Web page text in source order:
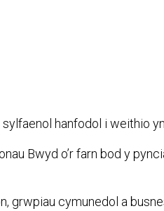
hanfodol i weithio
Bwyd o’r farn bod y
cymunedol a